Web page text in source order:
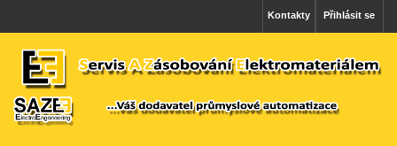
Přihlásit se
Kontakty